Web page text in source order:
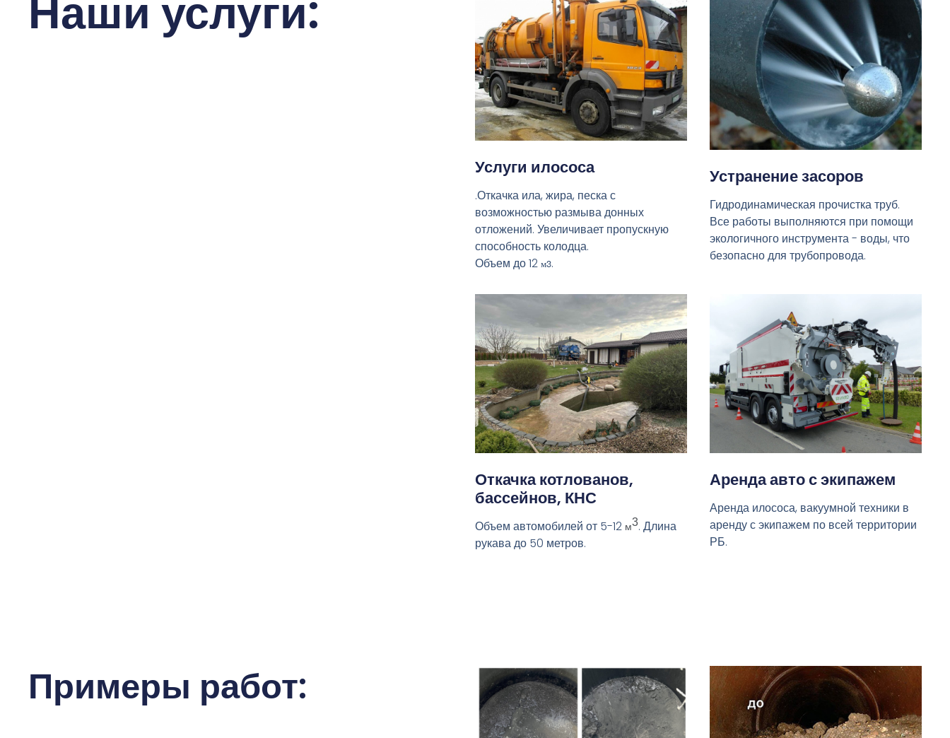
Наши услуги:
Услуги илососа
.Откачка ила, жира, песка с
возможностью размыва донных
отложений. Увеличивает пропускную
способность колодца.
Объем до 12 м3.
Устранение засоров
Гидродинамическая прочистка труб.
Все работы выполняются при помощи
экологичного инструмента - воды, что
безопасно для трубопровода.
Откачка котлованов,
бассейнов, КНС
Объем автомобилей от 5-12 м3. Длина
рукава до 50 метров.
Аренда авто с экипажем
Аренда илососа, вакуумной техники в
аренду с экипажем по всей территории
РБ.
Примеры работ: